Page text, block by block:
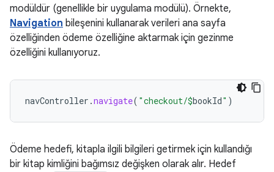
modüldür (genellikle bir uygulama modülü). Örnekte,
Navigation bileşenini kullanarak verileri ana sayfa
özelliğinden ödeme özelliğine aktarmak için gezinme
özelliğini kullanıyoruz.
navController .navigate( "checkout/$bookId" )
Ödeme hedefi, kitapla ilgili bilgileri getirmek için kullandığı
bir kitap kimliğini bağımsız değişken olarak alır. Hedef